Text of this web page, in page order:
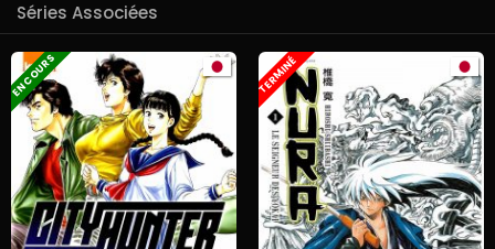
Séries Associées
EN COURS TERMINÉ